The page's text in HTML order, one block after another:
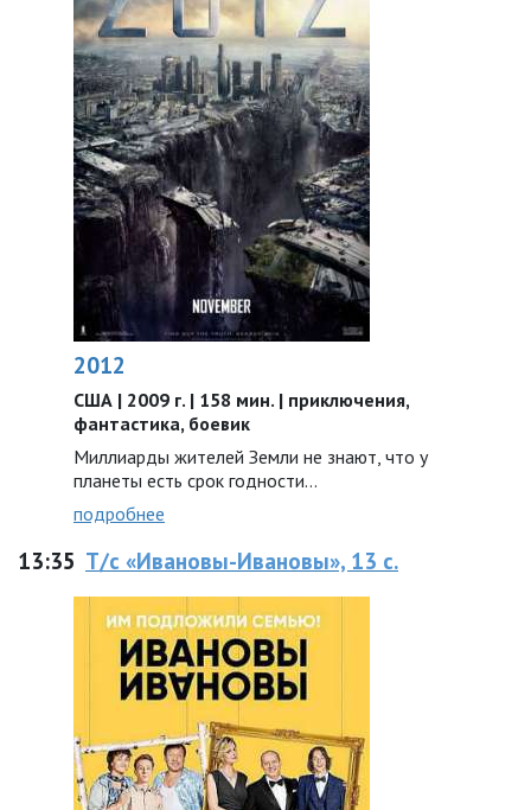
2012
США | 2009 г. | 158 мин. | приключения,
фантастика, боевик
Миллиарды жителей Земли не знают, что у
планеты есть срок годности…
подробнее
13:35 Т/с «Ивановы-Ивановы», 13 с.